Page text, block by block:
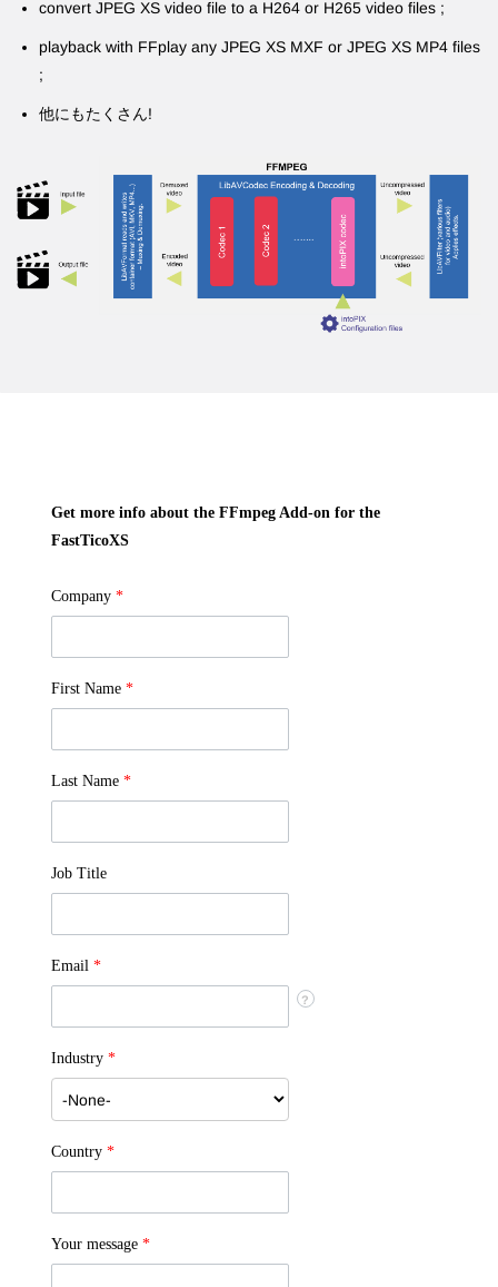
convert JPEG XS video file to a H264 or H265 video files ;
playback with FFplay any JPEG XS MXF or JPEG XS MP4 files
;
他にもたくさん!
Get more info about the FFmpeg Add-on for the
FastTicoXS
Company *
First Name *
Last Name *
Job Title
Email *
?
Industry *
Country *
Your message *